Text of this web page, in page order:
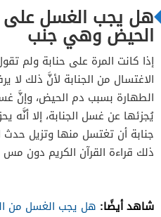
هل يجب الغسل على
الحيض وهي جنب
إذا كانت المرة على حنابة ولم
الاغتسال من الجنابة لأنَّ ذلك لا
الطهارة بسبب دم الحيض، وإنَّ
يُجزئها عن غسل الجنابة، إلا
جنابة أن تغتسل منها وتزيل حدث
ذلك قراءة القرآن الكريم دون
شاهد أيضًا: هل يجب الغسل من